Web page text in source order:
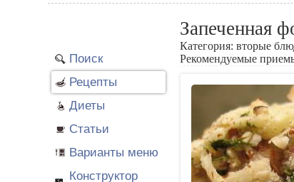
Поиск
Рецепты
Диеты
Статьи
Варианты меню
Конструктор
Запеченная
Категория: вторые
Рекомендуемые